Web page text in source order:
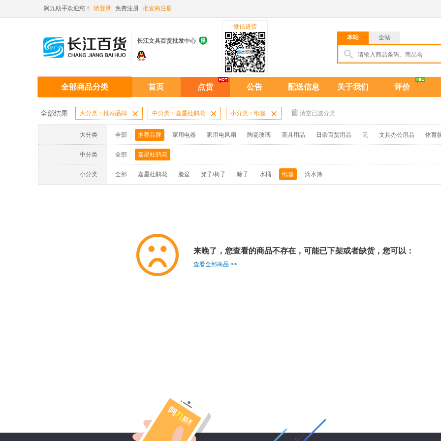
阿九助手欢迎您！ 请登录 免费注册 批发商注册
长江文具百货批发中心 
微信进货
本站
全站
全部商品分类 首页 点货 公告 配送信息 关于我们 评价
全部结果 大分类：推荐品牌  中分类：嘉星杜鹃花  小分类：纸篓  清空已选分类
大分类 全部 推荐品牌 家用电器 家用电风扇 陶瓷玻璃 茶具用品 日杂百货用品 无 文具办公用品 体育
中分类 全部 嘉星杜鹃花
小分类 全部 嘉星杜鹃花 脸盆 凳子/椅子 筛子 水桶 纸篓 滴水筛
来晚了，您查看的商品不存在，可能已下架或者缺货，您可以：
查看全部商品 >>